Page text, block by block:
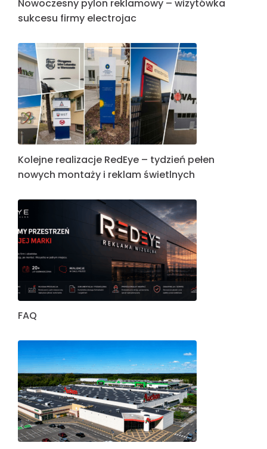
Nowoczesny pylon reklamowy – wizytówka
sukcesu firmy electrojac
Kolejne realizacje RedEye – tydzień pełen
nowych montaży i reklam świetlnych
FAQ